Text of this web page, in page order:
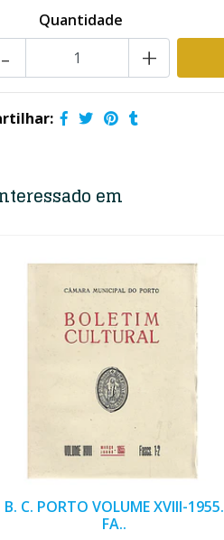
Quantidade
+
-
em
B. C. PORTO VOLUME XVIII-1955.
FA..